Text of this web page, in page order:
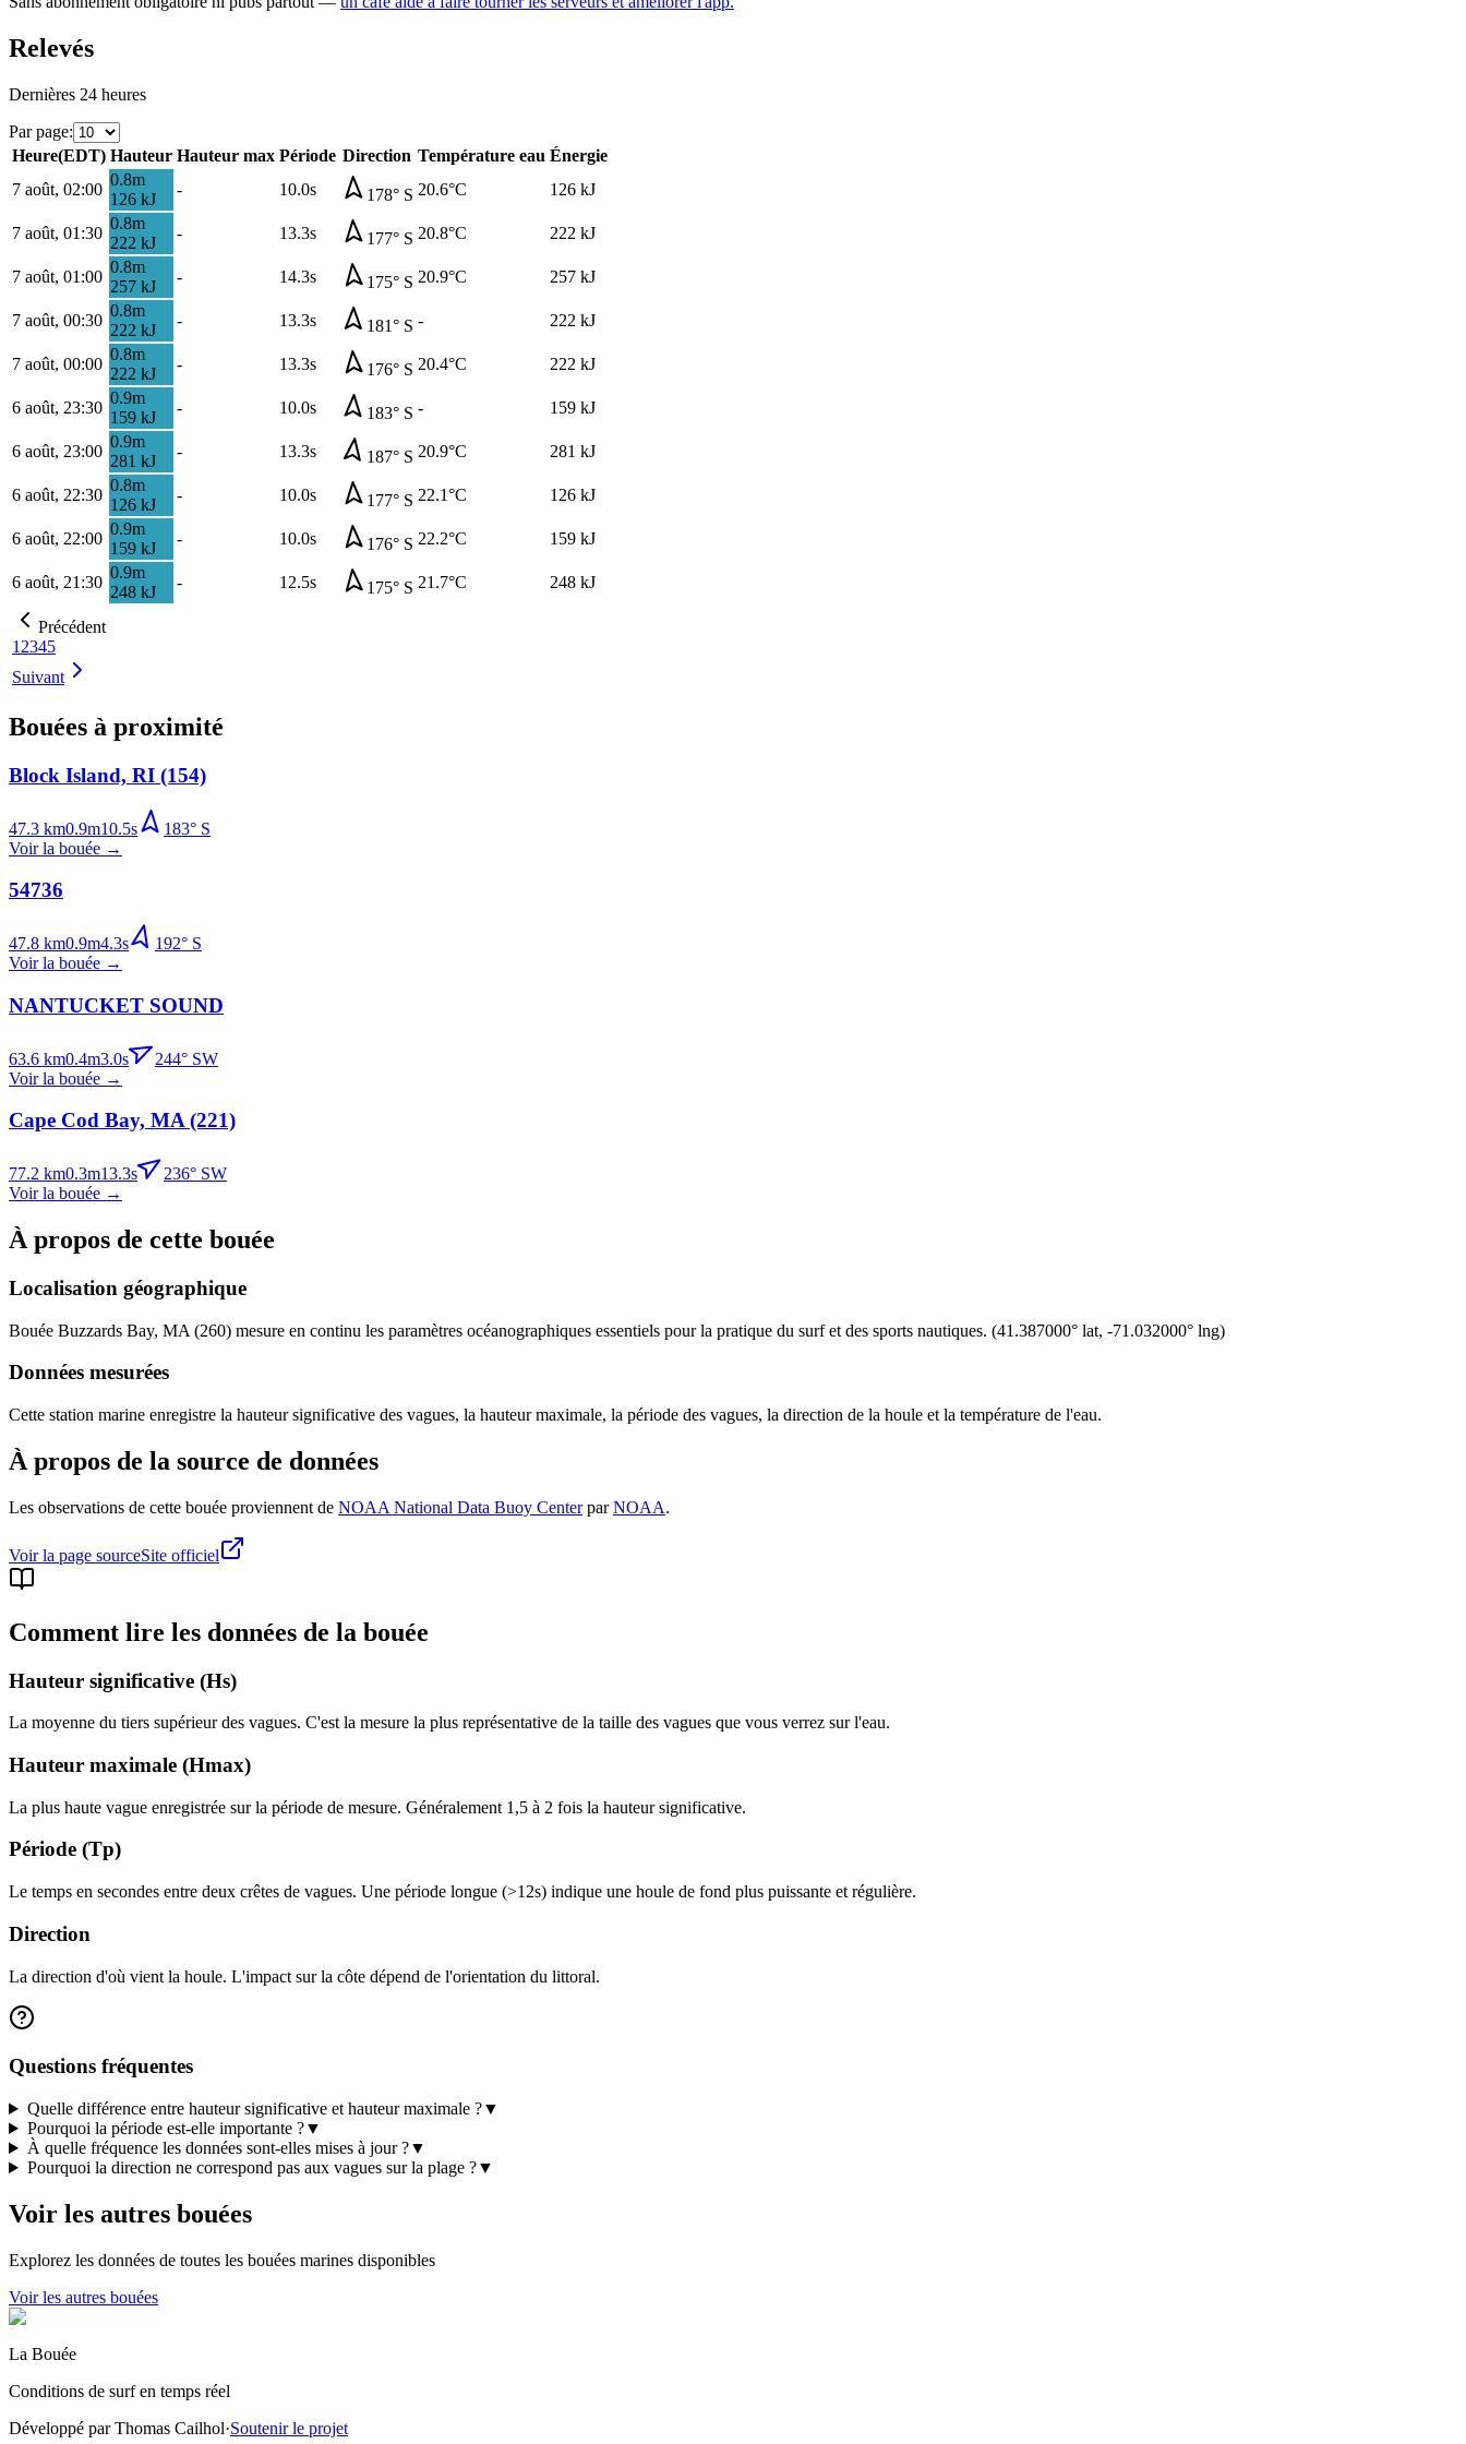
Relevés
Dernières 24 heures
Par page:
Heure(EDT) Hauteur Hauteur max Période Direction Température eau Énergie
7 août, 02:00
0.8m
126 kJ
- 10.0s 178° S 20.6°C 126 kJ
7 août, 01:30
0.8m
222 kJ
- 13.3s 177° S 20.8°C 222 kJ
7 août, 01:00
0.8m
257 kJ
- 14.3s 175° S 20.9°C 257 kJ
7 août, 00:30
0.8m
222 kJ
- 13.3s 181° S - 222 kJ
7 août, 00:00
0.8m
222 kJ
- 13.3s 176° S 20.4°C 222 kJ
6 août, 23:30
0.9m
159 kJ
- 10.0s 183° S - 159 kJ
6 août, 23:00
0.9m
281 kJ
- 13.3s 187° S 20.9°C 281 kJ
6 août, 22:30
0.8m
126 kJ
- 10.0s 177° S 22.1°C 126 kJ
6 août, 22:00
0.9m
159 kJ
- 10.0s 176° S 22.2°C 159 kJ
6 août, 21:30
0.9m
248 kJ
- 12.5s 175° S 21.7°C 248 kJ
Précédent
1 2345
Suivant
Bouées à proximité
Block Island, RI (154)
47.3 km0.9m10.5s 183° S
Voir la bouée →
54736
47.8 km0.9m4.3s 192° S
Voir la bouée →
NANTUCKET SOUND
63.6 km0.4m3.0s 244° SW
Voir la bouée →
Cape Cod Bay, MA (221)
77.2 km0.3m13.3s 236° SW
Voir la bouée →
À propos de cette bouée
Localisation géographique
Bouée Buzzards Bay, MA (260) mesure en continu les paramètres océanographiques essentiels pour la pratique du surf et des sports nautiques. (41.387000° lat, -71.032000° lng)
Données mesurées
Cette station marine enregistre la hauteur significative des vagues, la hauteur maximale, la période des vagues, la direction de la houle et la température de l'eau.
À propos de la source de données
Les observations de cette bouée proviennent de NOAA National Data Buoy Center par NOAA.
Voir la page sourceSite officiel
Comment lire les données de la bouée
Hauteur significative (Hs)
La moyenne du tiers supérieur des vagues. C'est la mesure la plus représentative de la taille des vagues que vous verrez sur l'eau.
Hauteur maximale (Hmax)
La plus haute vague enregistrée sur la période de mesure. Généralement 1,5 à 2 fois la hauteur significative.
Période (Tp)
Le temps en secondes entre deux crêtes de vagues. Une période longue (>12s) indique une houle de fond plus puissante et régulière.
Direction
La direction d'où vient la houle. L'impact sur la côte dépend de l'orientation du littoral.
Questions fréquentes
Quelle différence entre hauteur significative et hauteur maximale ?▼
Pourquoi la période est-elle importante ?▼
À quelle fréquence les données sont-elles mises à jour ?▼
Pourquoi la direction ne correspond pas aux vagues sur la plage ?▼
Voir les autres bouées
Explorez les données de toutes les bouées marines disponibles
Voir les autres bouées
La Bouée
Conditions de surf en temps réel
Développé par Thomas Cailhol·Soutenir le projet